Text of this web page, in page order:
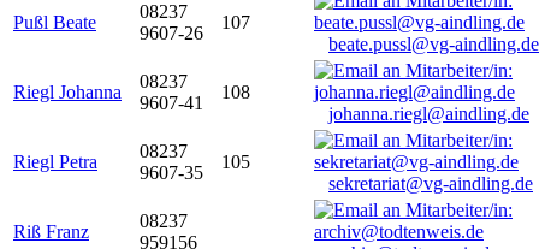
Pußl Beate
08237
9607-26
107
beate.pussl@vg-aindling.de
Riegl Johanna
08237
9607-41
108
johanna.riegl@aindling.de
Riegl Petra
08237
9607-35
105
sekretariat@vg-aindling.de
Riß Franz
08237
959156